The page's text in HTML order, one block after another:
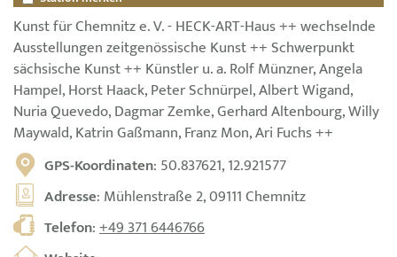
Kunst für Chemnitz e. V. - HECK-ART-Haus ++ wechselnde
Ausstellungen zeitgenössische Kunst ++ Schwerpunkt
sächsische Kunst ++ Künstler u. a. Rolf Münzner, Angela
Hampel, Horst Haack, Peter Schnürpel, Albert Wigand,
Nuria Quevedo, Dagmar Zemke, Gerhard Altenbourg, Willy
Maywald, Katrin Gaßmann, Franz Mon, Ari Fuchs ++
GPS-Koordinaten: 50.837621, 12.921577
Adresse: Mühlenstraße 2, 09111 Chemnitz
Telefon:+49 371 6446766